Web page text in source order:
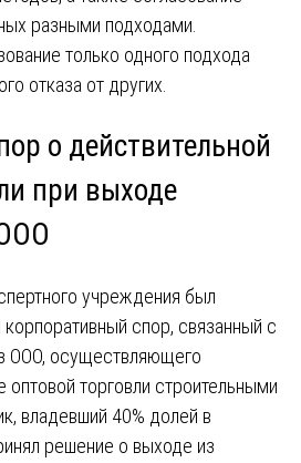
разными подходами.
только одного подхода
отказа от других.
о действительной
при выходе
учреждения был
спор, связанный с
ООО, осуществляющего
оптовой торговли строительными
владевший 40% долей в
решение о выходе из